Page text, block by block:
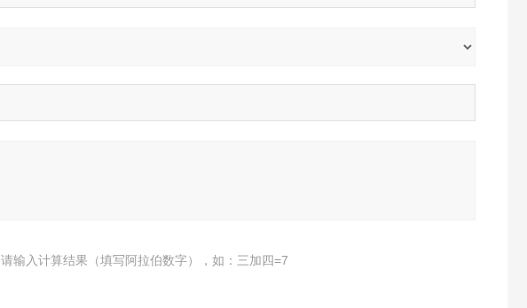
请输入计算结果（填写阿拉伯数字），如：三加四=7